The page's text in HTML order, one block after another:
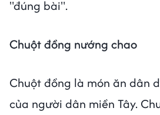
"đúng bài".
Chuột đồng nướng chao
Chuột đồng là món ăn dân
của người dân miền Tây.